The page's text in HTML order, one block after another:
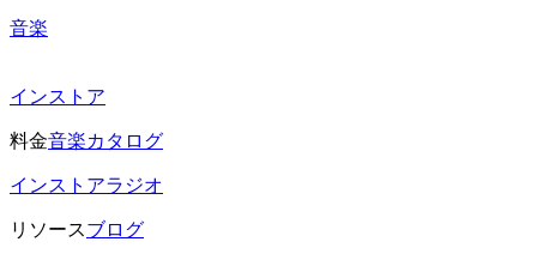
音楽
インストア
料金音楽カタログ
インストアラジオ
リソースブログ